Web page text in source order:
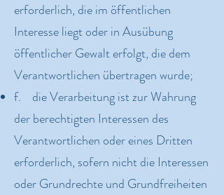
erforderlich, die im öffentlichen
Interesse liegt oder in Ausübung
öffentlicher Gewalt erfolgt, die dem
Verantwortlichen übertragen wurde;
f. die Verarbeitung ist zur Wahrung
der berechtigten Interessen des
Verantwortlichen oder eines Dritten
erforderlich, sofern nicht die Interessen
oder Grundrechte und Grundfreiheiten